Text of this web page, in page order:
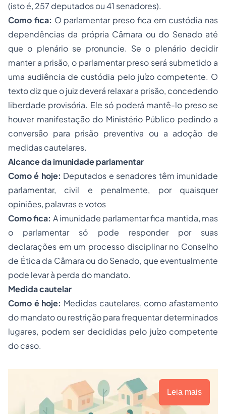
(isto é, 257 deputados ou 41 senadores).
Como fica: O parlamentar preso fica em custódia nas
dependências da própria Câmara ou do Senado até
que o plenário se pronuncie. Se o plenário decidir
manter a prisão, o parlamentar preso será submetido a
uma audiência de custódia pelo juízo competente. O
texto diz que o juiz deverá relaxar a prisão, concedendo
liberdade provisória. Ele só poderá mantê-lo preso se
houver manifestação do Ministério Público pedindo a
conversão para prisão preventiva ou a adoção de
medidas cautelares.
Alcance da imunidade parlamentar
Como é hoje: Deputados e senadores têm imunidade
parlamentar, civil e penalmente, por quaisquer
opiniões, palavras e votos
Como fica: A imunidade parlamentar fica mantida, mas
o parlamentar só pode responder por suas
declarações em um processo disciplinar no Conselho
de Ética da Câmara ou do Senado, que eventualmente
pode levar à perda do mandato.
Medida cautelar
Como é hoje: Medidas cautelares, como afastamento
do mandato ou restrição para frequentar determinados
lugares, podem ser decididas pelo juízo competente
do caso.
Leia mais